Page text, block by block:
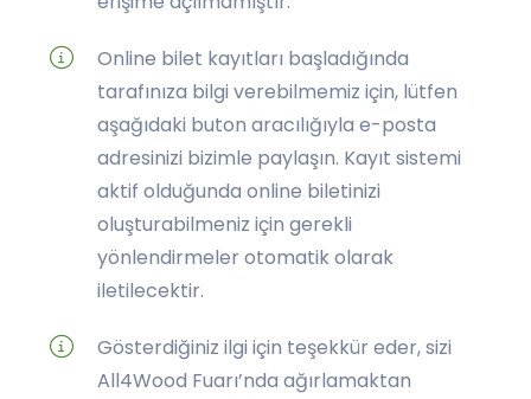
Online bilet kayıtları başladığında
tarafınıza bilgi verebilmemiz için, lütfen
aşağıdaki buton aracılığıyla e-posta
adresinizi bizimle paylaşın. Kayıt sistemi
aktif olduğunda online biletinizi
oluşturabilmeniz için gerekli
yönlendirmeler otomatik olarak
iletilecektir.
Gösterdiğiniz ilgi için teşekkür eder, sizi
All4Wood Fuarı’nda ağırlamaktan